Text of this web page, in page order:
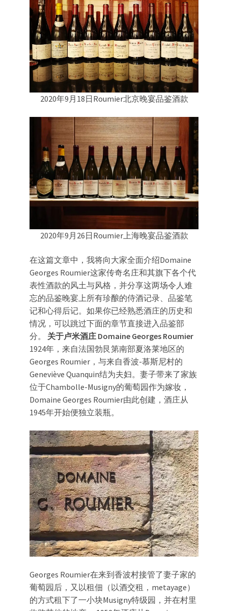
2020年9月18日Roumier北京晚宴品鉴酒款
2020年9月26日Roumier上海晚宴品鉴酒款
在这篇文章中，我将向大家全面介绍Domaine
Georges Roumier这家传奇名庄和其旗下各个代
表性酒款的风土与风格，并分享这两场令人难
忘的品鉴晚宴上所有珍酿的侍酒记录、品鉴笔
记和心得后记。如果你已经熟悉酒庄的历史和
情况，可以跳过下面的章节直接进入品鉴部
分。 关于卢米酒庄 Domaine Georges Roumier
1924年，来自法国勃艮第南部夏洛莱地区的
Georges Roumier，与来自香波-慕斯尼村的
Geneviève Quanquin结为夫妇。妻子带来了家族
位于Chambolle-Musigny的葡萄园作为嫁妆，
Domaine Georges Roumier由此创建，酒庄从
1945年开始便独立装瓶。
Georges Roumier在来到香波村接管了妻子家的
葡萄园后，又以租佃（以酒交租，metayage）
的方式租下了一小块Musigny特级园，并在村里